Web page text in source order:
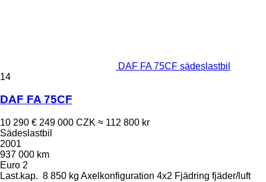
DAF FA 75CF sädeslastbil
14
DAF FA 75CF
10 290 € 249 000 CZK ≈ 112 800 kr
Sädeslastbil
2001
937 000 km
Euro 2
Last.kap. 8 850 kg Axelkonfiguration 4x2 Fjädring fjäder/luft